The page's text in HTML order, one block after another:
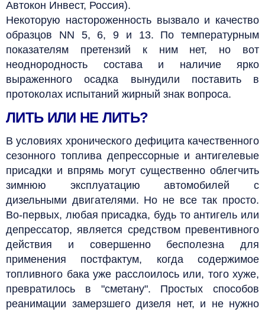
Автокон Инвест, Россия).
Некоторую настороженность вызвало и качество
образцов NN 5, 6, 9 и 13. По температурным
показателям претензий к ним нет, но вот
неоднородность состава и наличие ярко
выраженного осадка вынудили поставить в
протоколах испытаний жирный знак вопроса.
ЛИТЬ ИЛИ НЕ ЛИТЬ?
В условиях хронического дефицита качественного
сезонного топлива депрессорные и антигелевые
присадки и впрямь могут существенно облегчить
зимнюю эксплуатацию автомобилей с
дизельными двигателями. Но не все так просто.
Во-первых, любая присадка, будь то антигель или
депрессатор, является средством превентивного
действия и совершенно бесполезна для
применения постфактум, когда содержимое
топливного бака уже расслоилось или, того хуже,
превратилось в "сметану". Простых способов
реанимации замерзшего дизеля нет, и не нужно